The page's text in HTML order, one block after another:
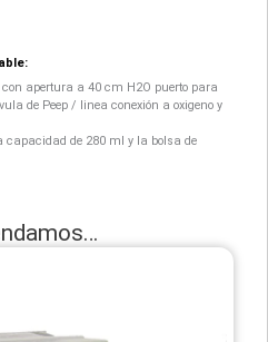
apertura a 40 cm H2O puerto para
de Peep / linea conexión a oxigeno y
capacidad de 280 ml y la bolsa de